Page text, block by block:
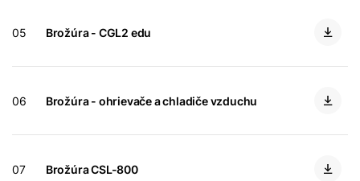
05 Brožúra - CGL2 edu
06 Brožúra - ohrievače a chladiče vzduchu
07 Brožúra CSL-800